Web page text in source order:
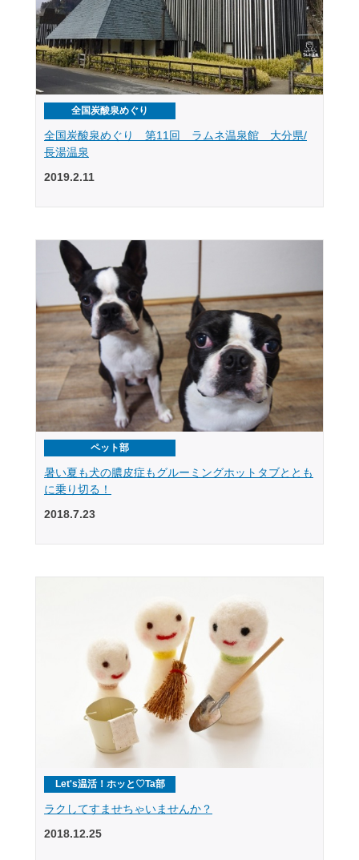
全国炭酸泉めぐり
全国炭酸泉めぐり 第11回 ラムネ温泉館 大分県/
長湯温泉
2019.2.11
ペット部
暑い夏も犬の膿皮症もグルーミングホットタブととも
に乗り切る！
2018.7.23
Let's温活！ホッと♡Ta部
ラクしてすませちゃいませんか？
2018.12.25